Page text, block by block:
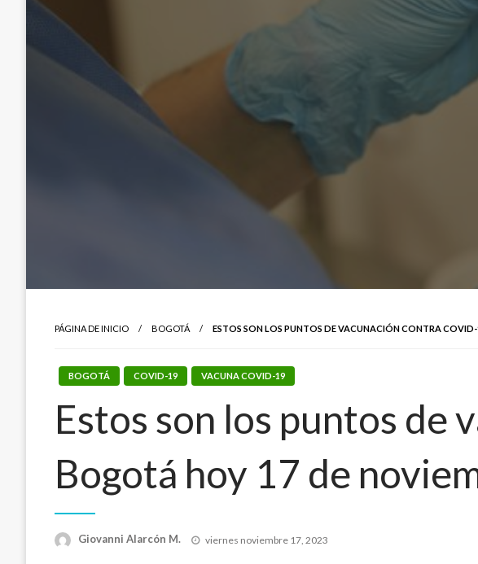
PÁGINA DE INICIO BOGOTÁ ESTOS SON LOS PUNTOS DE VACUNACIÓN CONTRA
BOGOTÁ COVID-19 VACUNA COVID-19
Estos son los puntos de
Bogotá hoy 17 de
Giovanni Alarcón M.
Publicado
viernes noviembre 17, 2023